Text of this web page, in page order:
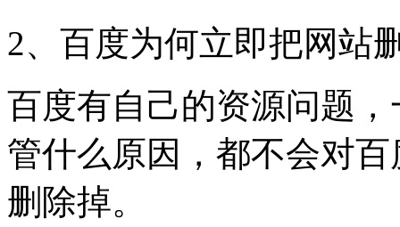
2、百度为何立即把网站
百度有自己的资源问题
管什么原因，都不会对
删除掉。